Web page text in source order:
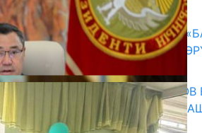
07.08.2026
КЫРГЫЗ ТАРЫХЫ ТАСМАДА:
КӨРКӨМ ТАСМАСЫ ЖАРЫК
07.08.2026
ПРЕЗИДЕНТ САДЫР ЖАПАРОВ
МАМЛЕКЕТТЕРДИН ӨКМӨТ
ЖОЛУГУШТУ